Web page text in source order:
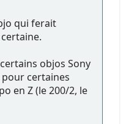
qui ferait
objos Sony
pour certaines
en Z (le 200/2, le